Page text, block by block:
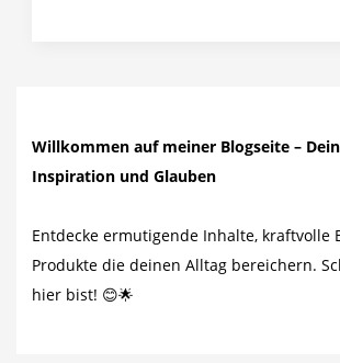
Willkommen auf meiner Blogseite –
Inspiration und Glauben
Entdecke ermutigende Inhalte, kraftvolle
Produkte die deinen Alltag bereichern.
hier bist! 😊🌟